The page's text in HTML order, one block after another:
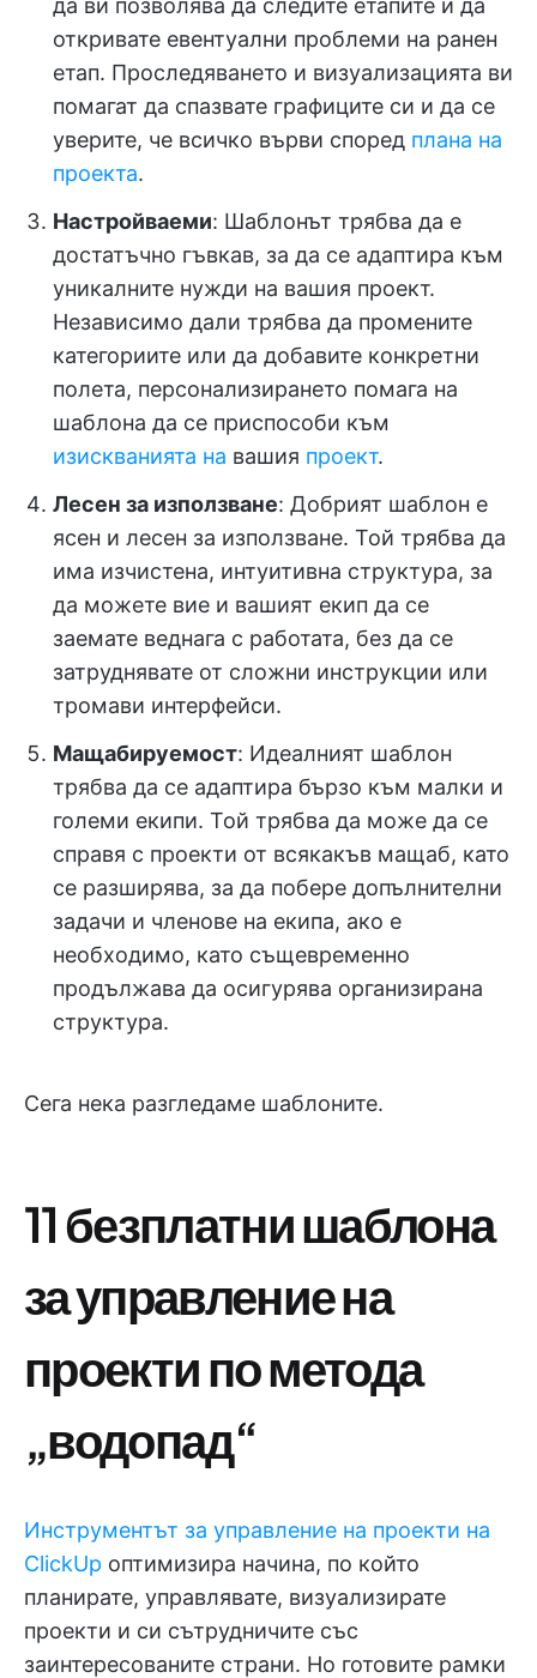
да ви позволява да следите етапите и да
откривате евентуални проблеми на ранен
етап. Проследяването и визуализацията ви
помагат да спазвате графиците си и да се
уверите, че всичко върви според плана на
проекта.
Настройваеми: Шаблонът трябва да е
достатъчно гъвкав, за да се адаптира към
уникалните нужди на вашия проект.
Независимо дали трябва да промените
категориите или да добавите конкретни
полета, персонализирането помага на
шаблона да се приспособи към
изискванията на вашия проект.
Лесен за използване: Добрият шаблон е
ясен и лесен за използване. Той трябва да
има изчистена, интуитивна структура, за
да можете вие и вашият екип да се
заемате веднага с работата, без да се
затруднявате от сложни инструкции или
тромави интерфейси.
Мащабируемост: Идеалният шаблон
трябва да се адаптира бързо към малки и
големи екипи. Той трябва да може да се
справя с проекти от всякакъв мащаб, като
се разширява, за да побере допълнителни
задачи и членове на екипа, ако е
необходимо, като същевременно
продължава да осигурява организирана
структура.
Сега нека разгледаме шаблоните.
11 безплатни шаблона
за управление на
проекти по метода
„водопад“
Инструментът за управление на проекти на
ClickUp оптимизира начина, по който
планирате, управлявате, визуализирате
проекти и си сътрудничите със
заинтересованите страни. Но готовите рамки